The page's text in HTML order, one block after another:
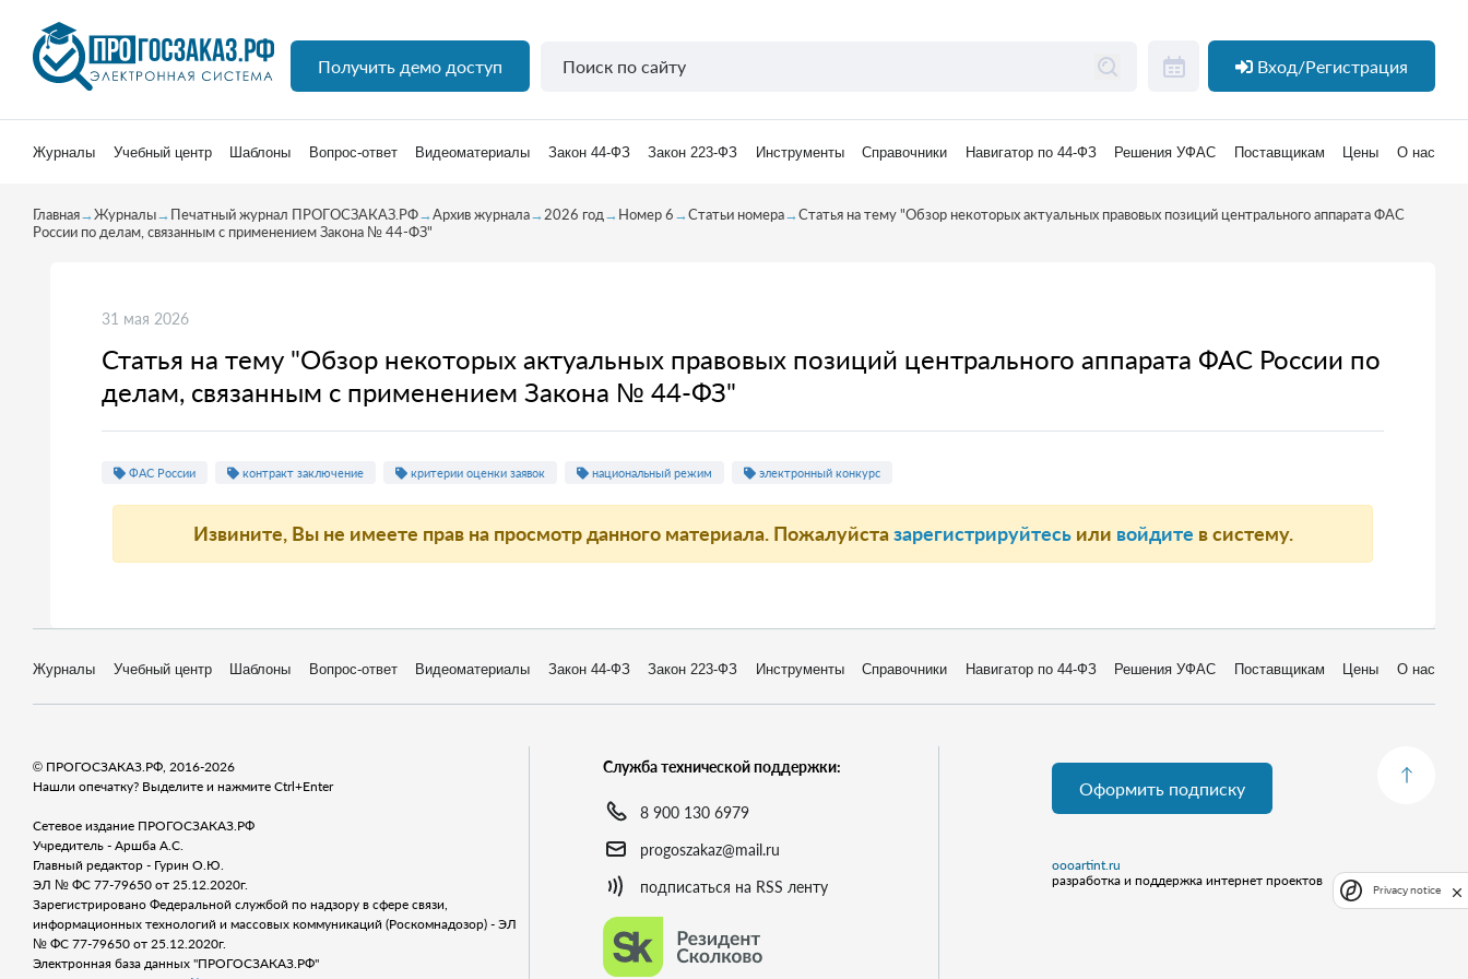
Получить демо доступ Вход/Регистрация
Журналы Учебный центр Шаблоны Вопрос-ответ Видеоматериалы Закон 44-ФЗ Закон 223-ФЗ Инструменты Справочники Навигатор по 44-ФЗ Решения УФАС Поставщикам Цены О нас
Главная→Журналы→Печатный журнал ПРОГОСЗАКАЗ.РФ→Архив журнала→2026 год→Номер 6→Статьи номера→Статья на тему "Обзор некоторых актуальных правовых позиций центрального аппарата ФАС
России по делам, связанным с применением Закона № 44-ФЗ"
31 мая 2026
Статья на тему "Обзор некоторых актуальных правовых позиций центрального аппарата ФАС России по
делам, связанным с применением Закона № 44-ФЗ"
ФАС России контракт заключение критерии оценки заявок национальный режим электронный конкурс
Извините, Вы не имеете прав на просмотр данного материала. Пожалуйстазарегистрируйтесьили войдите в систему.
Журналы Учебный центр Шаблоны Вопрос-ответ Видеоматериалы Закон 44-ФЗ Закон 223-ФЗ Инструменты Справочники Навигатор по 44-ФЗ Решения УФАС Поставщикам Цены О нас
© ПРОГОСЗАКАЗ.РФ, 2016-2026
Нашли опечатку? Выделите и нажмите Ctrl+Enter
Сетевое издание ПРОГОСЗАКАЗ.РФ
Учредитель - Аршба А.С.
Главный редактор - Гурин О.Ю.
ЭЛ № ФС 77-79650 от 25.12.2020г.
Зарегистрировано Федеральной службой по надзору в сфере связи,
информационных технологий и массовых коммуникаций (Роскомнадозор) - ЭЛ
№ ФС 77-79650 от 25.12.2020г.
Электронная база данных "ПРОГОСЗАКАЗ.РФ"
Служба технической поддержки:
8 900 130 6979
progoszakaz@mail.ru
подписаться на RSS ленту
Оформить подписку
oooartint.ru
разработка и поддержка интернет проектов
Privacy notice